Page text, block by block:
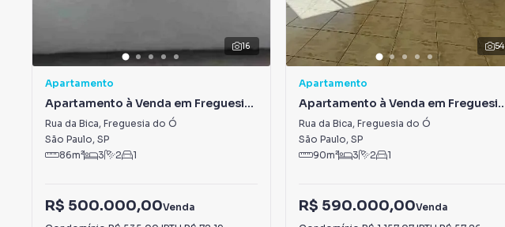
16
Apartamento
Apartamento à Venda em Freguesia
do Ó
Rua da Bica, Freguesia do Ó
São Paulo, SP
86m² 3 2 1
R$ 500.000,00Venda
54
Apartamento
Apartamento à Venda em Freguesia
do Ó
Rua da Bica, Freguesia do Ó
São Paulo, SP
90m² 3 2 1
R$ 590.000,00Venda